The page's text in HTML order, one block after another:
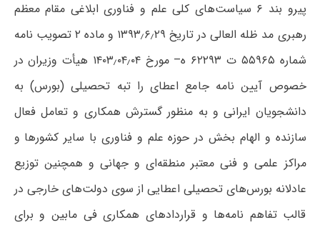
پیرو بند ۶ سیاست‌های کلی علم و فناوری ابلاغی مقام معظم
رهبری مد ظله العالی در تاریخ ۱۳۹۳٫۶٫۲۹ و ماده ۲ تصویب نامه
شماره ۵۵۹۶۵ ت ۶۲۲۹۳ ه– مورخ ۱۴۰۳٫۰۴٫۰۴ هیأت وزیران در
خصوص آیین نامه جامع اعطای را تبه تحصیلی (بورس) به
دانشجویان ایرانی و به منظور گسترش همکاری و تعامل فعال
سازنده و الهام بخش در حوزه علم و فناوری با سایر کشورها و
مراکز علمی و فنی معتبر منطقه‌ای و جهانی و همچنین توزیع
عادلانه بورس‌های تحصیلی اعطایی از سوی دولت‌های خارجی در
قالب تفاهم نامه‌ها و قراردادهای همکاری فی مابین و برای